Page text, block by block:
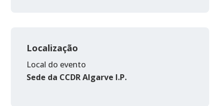
Localização
Local do evento
Sede da CCDR Algarve I.P.